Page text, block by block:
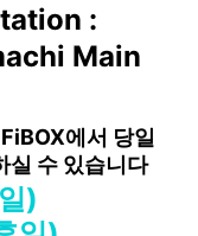
:
Main
에서 당일
실 수 있습니다
)